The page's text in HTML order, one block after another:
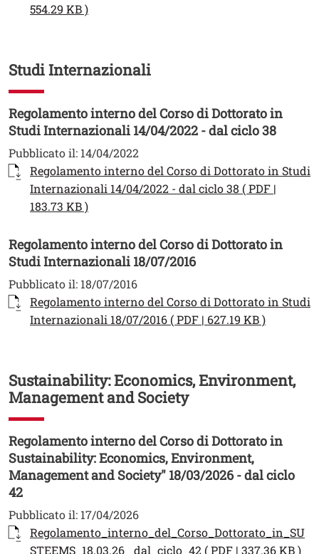
554.29 KB )Apri il link in una nuova finestra
Studi Internazionali
Regolamento interno del Corso di Dottorato in
Studi Internazionali 14/04/2022 - dal ciclo 38
Pubblicato il: 14/04/2022
Documento
Regolamento interno del Corso di Dottorato in Studi
Internazionali 14/04/2022 - dal ciclo 38 ( PDF |
183.73 KB )Apri il link in una nuova finestra
Regolamento interno del Corso di Dottorato in
Studi Internazionali 18/07/2016
Pubblicato il: 18/07/2016
Documento
Regolamento interno del Corso di Dottorato in Studi
Internazionali 18/07/2016 ( PDF | 627.19 KB )Apri il
Sustainability: Economics, Environment,
Management and Society
Regolamento interno del Corso di Dottorato in
Sustainability: Economics, Environment,
Management and Society" 18/03/2026 - dal ciclo
42
Pubblicato il: 17/04/2026
Documento
Regolamento_interno_del_Corso_Dottorato_in_SU
STEEMS_18.03.26_ dal_ciclo_42 ( PDF | 337.36 KB )